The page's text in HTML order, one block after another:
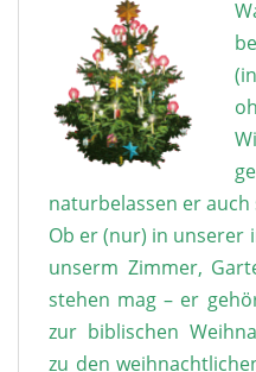
naturbelassen er
Ob er (nur) in unserer
unserm Zimmer,
stehen mag – er
zur biblischen
zu den